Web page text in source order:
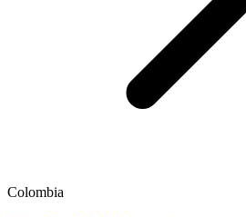
Colombia